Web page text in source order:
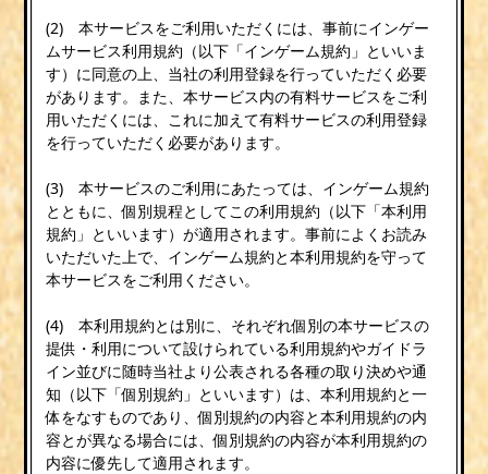
(2) 本サービスをご利用いただくには、事前にインゲー
ムサービス利用規約（以下「インゲーム規約」といいま
す）に同意の上、当社の利用登録を行っていただく必要
があります。また、本サービス内の有料サービスをご利
用いただくには、これに加えて有料サービスの利用登録
を行っていただく必要があります。
(3) 本サービスのご利用にあたっては、インゲーム規約
とともに、個別規程としてこの利用規約（以下「本利用
規約」といいます）が適用されます。事前によくお読み
いただいた上で、インゲーム規約と本利用規約を守って
本サービスをご利用ください。
(4) 本利用規約とは別に、それぞれ個別の本サービスの
提供・利用について設けられている利用規約やガイドラ
イン並びに随時当社より公表される各種の取り決めや通
知（以下「個別規約」といいます）は、本利用規約と一
体をなすものであり、個別規約の内容と本利用規約の内
容とが異なる場合には、個別規約の内容が本利用規約の
内容に優先して適用されます。